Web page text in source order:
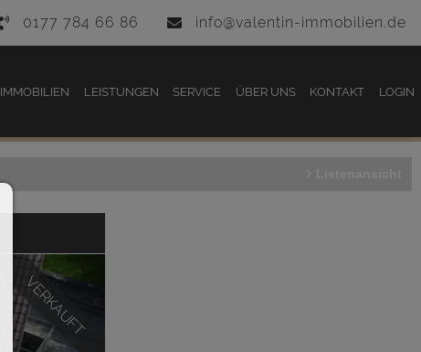
0177 784 66 86 info@valentin-immobilien.de
IMMOBILIEN LEISTUNGEN SERVICE ÜBER UNS KONTAKT LOGIN
VERKAUFTUm fortfahren zu können,müssen Sie eine Cookie-